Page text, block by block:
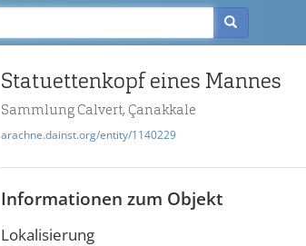
Statuettenkopf eines Mannes
Sammlung Calvert, Çanakkale
arachne.dainst.org/entity/1140229
Informationen zum Objekt
Lokalisierung